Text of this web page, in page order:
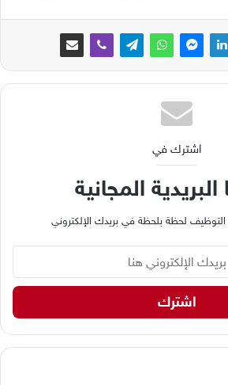
اشترك في
البريدية المجانية
التوظيف لحظة بلحظة في بريدك الإلكتروني